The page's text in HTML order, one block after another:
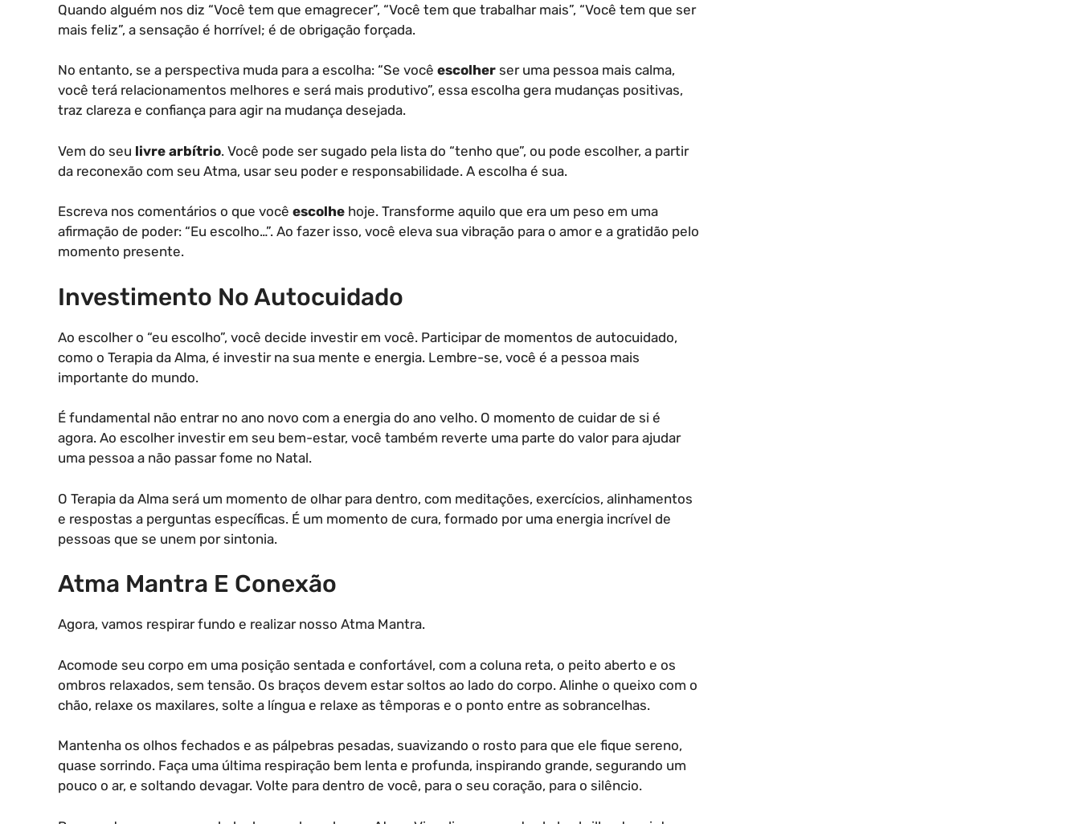
Quando alguém nos diz “Você tem que emagrecer”, “Você tem que trabalhar mais”, “Você tem que ser
mais feliz”, a sensação é horrível; é de obrigação forçada.
No entanto, se a perspectiva muda para a escolha: “Se você escolher ser uma pessoa mais calma,
você terá relacionamentos melhores e será mais produtivo”, essa escolha gera mudanças positivas,
traz clareza e confiança para agir na mudança desejada.
Vem do seu livre arbítrio. Você pode ser sugado pela lista do “tenho que”, ou pode escolher, a partir
da reconexão com seu Atma, usar seu poder e responsabilidade. A escolha é sua.
Escreva nos comentários o que você escolhe hoje. Transforme aquilo que era um peso em uma
afirmação de poder: “Eu escolho…”. Ao fazer isso, você eleva sua vibração para o amor e a gratidão pelo
momento presente.
Investimento No Autocuidado
Ao escolher o “eu escolho”, você decide investir em você. Participar de momentos de autocuidado,
como o Terapia da Alma, é investir na sua mente e energia. Lembre-se, você é a pessoa mais
importante do mundo.
É fundamental não entrar no ano novo com a energia do ano velho. O momento de cuidar de si é
agora. Ao escolher investir em seu bem-estar, você também reverte uma parte do valor para ajudar
uma pessoa a não passar fome no Natal.
O Terapia da Alma será um momento de olhar para dentro, com meditações, exercícios, alinhamentos
e respostas a perguntas específicas. É um momento de cura, formado por uma energia incrível de
pessoas que se unem por sintonia.
Atma Mantra E Conexão
Agora, vamos respirar fundo e realizar nosso Atma Mantra.
Acomode seu corpo em uma posição sentada e confortável, com a coluna reta, o peito aberto e os
ombros relaxados, sem tensão. Os braços devem estar soltos ao lado do corpo. Alinhe o queixo com o
chão, relaxe os maxilares, solte a língua e relaxe as têmporas e o ponto entre as sobrancelhas.
Mantenha os olhos fechados e as pálpebras pesadas, suavizando o rosto para que ele fique sereno,
quase sorrindo. Faça uma última respiração bem lenta e profunda, inspirando grande, segurando um
pouco o ar, e soltando devagar. Volte para dentro de você, para o seu coração, para o silêncio.